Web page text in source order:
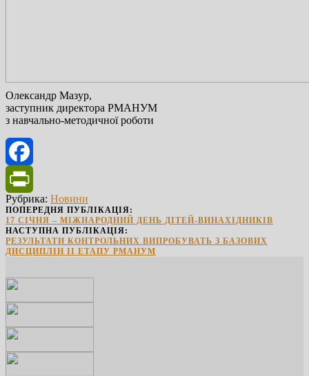
Олександр Мазур,
заступник директора РМАНУМ
з навчально-методичної роботи
Facebook
PrintFriendly
Рубрика: Новини
ПОПЕРЕДНЯ ПУБЛІКАЦІЯ:
17 СІЧНЯ – МІЖНАРОДНИЙ ДЕНЬ ДІТЕЙ-ВИНАХІДНИКІВ
НАСТУПНА ПУБЛІКАЦІЯ:
РЕЗУЛЬТАТИ КОНТРОЛЬНИХ ВИПРОБУВАТЬ З БАЗОВИХ
ДИСЦИПЛІН ІІ ЕТАПУ РМАНУМ